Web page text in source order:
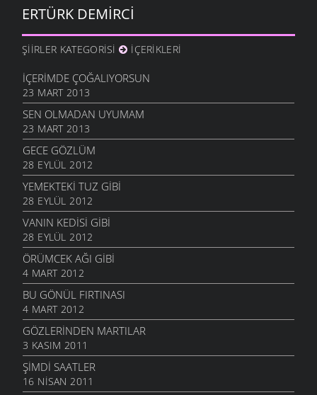
ERTÜRK DEMIRCI
ŞIIRLER KATEGORISI İÇERIKLERI
İÇERIMDE ÇOĞALIYORSUN
23 MART 2013
SEN OLMADAN UYUMAM
23 MART 2013
GECE GÖZLÜM
28 EYLÜL 2012
YEMEKTEKI TUZ GIBI
28 EYLÜL 2012
VANIN KEDISI GIBI
28 EYLÜL 2012
ÖRÜMCEK AĞI GIBI
4 MART 2012
BU GÖNÜL FIRTINASI
4 MART 2012
GÖZLERINDEN MARTILAR
3 KASIM 2011
ŞIMDI SAATLER
16 NISAN 2011